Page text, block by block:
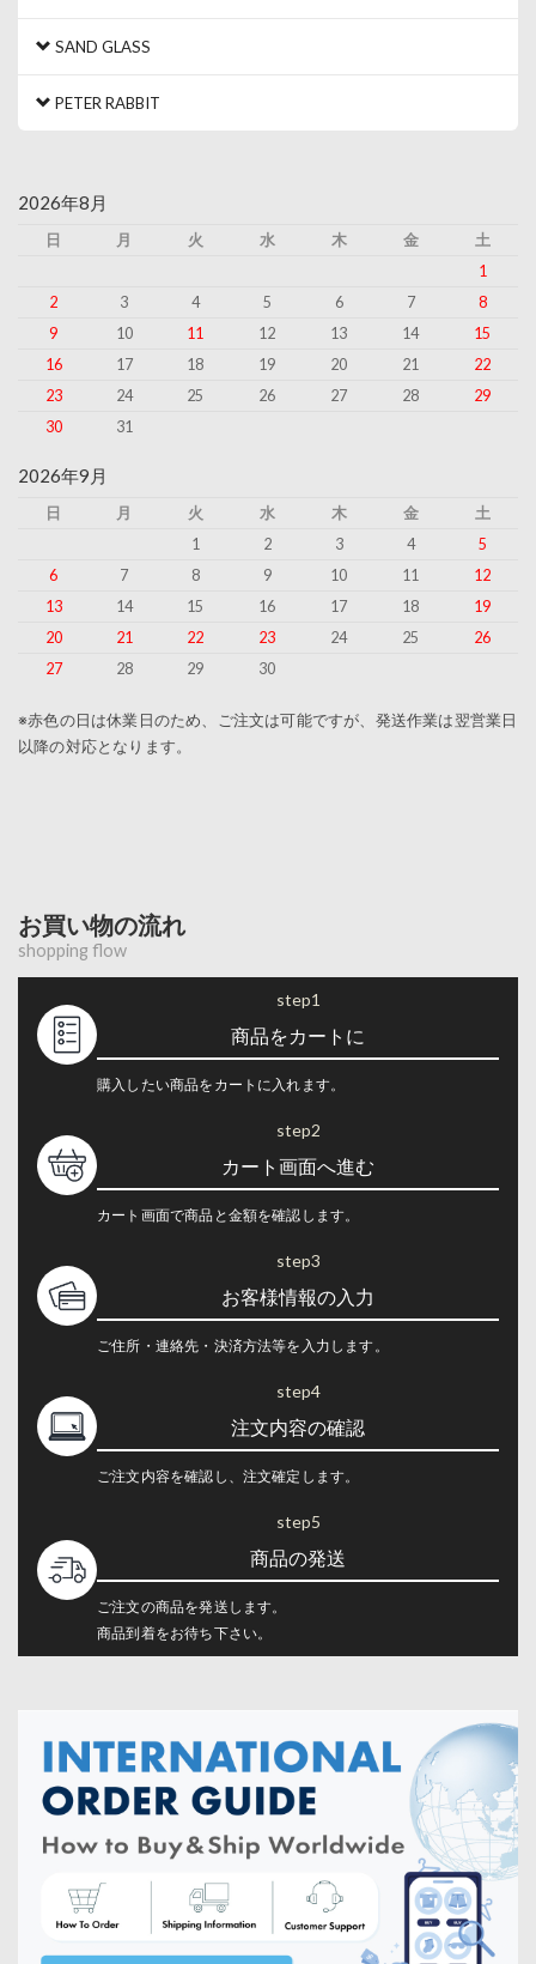
SAND GLASS
PETER RABBIT
2026年8月
日 月 火 水 木 金
土
1
2
3 4 5 6 7
8
9
10 11 12 13 14
15
16
17 18 19 20 21
22
23
24 25 26 27 28
29
30
31
2026年9月
日 月 火 水 木 金
土
1
2 3 4
5
6
7 8 9 10 11
12
13
14 15 16 17 18
19
20
21 22 23 24 25
26
27
28 29 30
※赤色の日は休業日のため、ご注文は可能ですが、発送作業は翌営業日
以降の対応となります。
お買い物の流れ
shopping flow
step1
商品をカートに
購入したい商品をカートに入れます。
step2
カート画面へ進む
カート画面で商品と金額を確認します。
step3
お客様情報の入力
ご住所・連絡先・決済方法等を入力します。
step4
注文内容の確認
ご注文内容を確認し、注文確定します。
step5
商品の発送
ご注文の商品を発送します。
商品到着をお待ち下さい。